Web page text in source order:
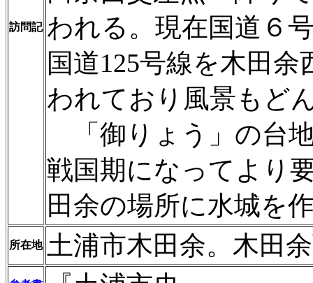
訪問記 われる。現在国道６
国道125号線を木田
われており風景もど
「御りょう」の台
戦国期になってより
田余の場所に水城を
所在地 土浦市木田余。木田